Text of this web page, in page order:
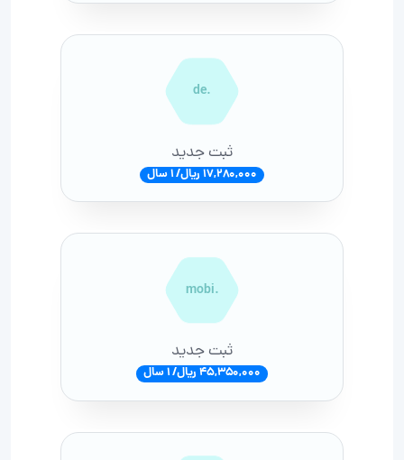
.de
ثبت جدید
17,280,000 ریال/ 1 سال
.mobi
ثبت جدید
45,350,000 ریال/ 1 سال